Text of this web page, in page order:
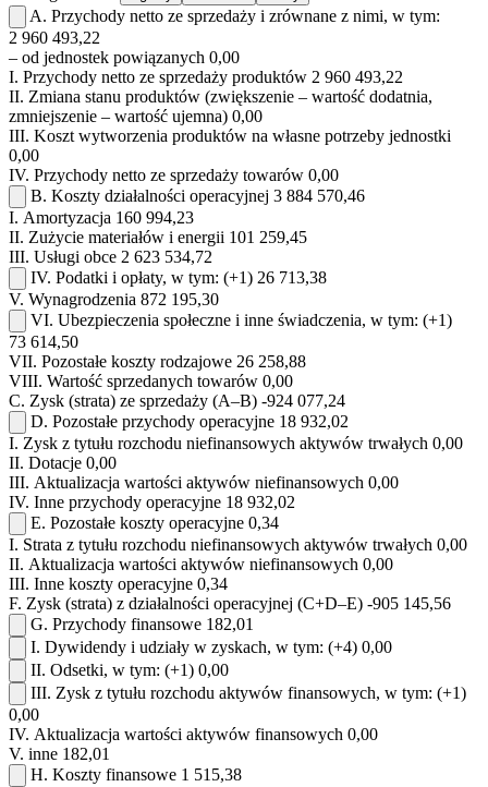
A. Przychody netto ze sprzedaży i zrównane z nimi, w tym:
2 960 493,22
– od jednostek powiązanych 0,00
I. Przychody netto ze sprzedaży produktów 2 960 493,22
II. Zmiana stanu produktów (zwiększenie – wartość dodatnia,
zmniejszenie – wartość ujemna) 0,00
III. Koszt wytworzenia produktów na własne potrzeby jednostki
0,00
IV. Przychody netto ze sprzedaży towarów 0,00
B. Koszty działalności operacyjnej 3 884 570,46
I. Amortyzacja 160 994,23
II. Zużycie materiałów i energii 101 259,45
III. Usługi obce 2 623 534,72
IV. Podatki i opłaty, w tym: (+1) 26 713,38
V. Wynagrodzenia 872 195,30
VI. Ubezpieczenia społeczne i inne świadczenia, w tym: (+1)
73 614,50
VII. Pozostałe koszty rodzajowe 26 258,88
VIII. Wartość sprzedanych towarów 0,00
C. Zysk (strata) ze sprzedaży (A–B) -924 077,24
D. Pozostałe przychody operacyjne 18 932,02
I. Zysk z tytułu rozchodu niefinansowych aktywów trwałych 0,00
II. Dotacje 0,00
III. Aktualizacja wartości aktywów niefinansowych 0,00
IV. Inne przychody operacyjne 18 932,02
E. Pozostałe koszty operacyjne 0,34
I. Strata z tytułu rozchodu niefinansowych aktywów trwałych 0,00
II. Aktualizacja wartości aktywów niefinansowych 0,00
III. Inne koszty operacyjne 0,34
F. Zysk (strata) z działalności operacyjnej (C+D–E) -905 145,56
G. Przychody finansowe 182,01
I. Dywidendy i udziały w zyskach, w tym: (+4) 0,00
II. Odsetki, w tym: (+1) 0,00
III. Zysk z tytułu rozchodu aktywów finansowych, w tym: (+1)
0,00
IV. Aktualizacja wartości aktywów finansowych 0,00
V. inne 182,01
H. Koszty finansowe 1 515,38